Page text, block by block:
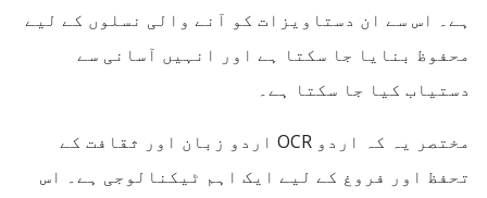
ہے۔ اس سے ان دستاویزات کو آنے والی نسلوں کے لیے
محفوظ بنایا جا سکتا ہے اور انہیں آسانی سے
دستیاب کیا جا سکتا ہے۔
مختصر یہ کہ اردو OCR اردو زبان اور ثقافت کے
تحفظ اور فروغ کے لیے ایک اہم ٹیکنالوجی ہے۔ اس